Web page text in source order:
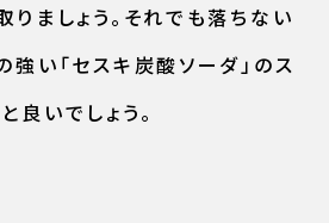
りましょう。それでも落ちない
強い「セスキ炭酸ソーダ」のス
良いでしょう。